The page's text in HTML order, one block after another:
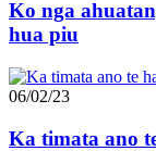
Ko nga
hua piu
06/02/23
Ka timata ano